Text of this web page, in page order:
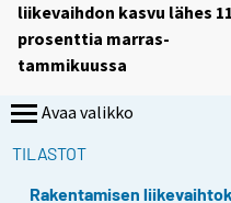
liikevaihdon kasvu lähes 11
prosenttia marras-
tammikuussa
Avaa valikko
TILASTOT
Rakentamisen